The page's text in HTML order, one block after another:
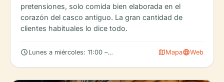
pretensiones, solo comida bien elaborada en el
corazón del casco antiguo. La gran cantidad de
clientes habituales lo dice todo.
schedule Lunes a miércoles: 11:00 – 16:30 (consulte horarios ampliados
mapMapalanguageWeb